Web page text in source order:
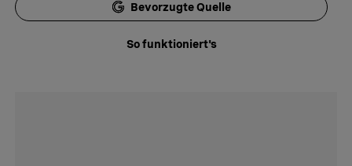
Bevorzugte Quelle
So funktioniert's